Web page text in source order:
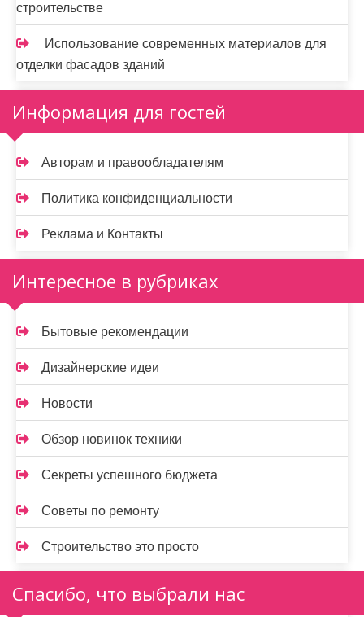
строительстве
Использование современных материалов для
отделки фасадов зданий
Информация для гостей
Авторам и правообладателям
Политика конфиденциальности
Реклама и Контакты
Интересное в рубриках
Бытовые рекомендации
Дизайнерские идеи
Новости
Обзор новинок техники
Секреты успешного бюджета
Советы по ремонту
Строительство это просто
Спасибо, что выбрали нас